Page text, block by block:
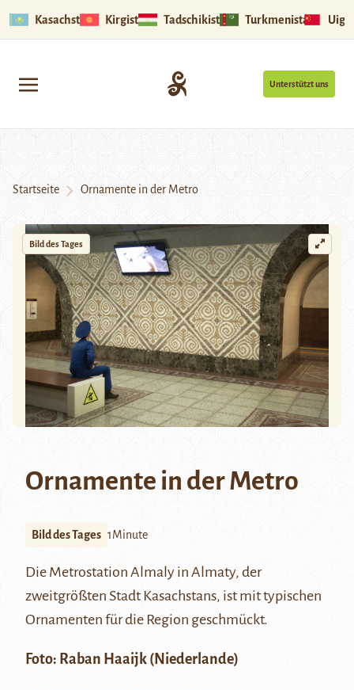
Kasachstan Kirgistan Tadschikistan Turkmenistan
Unterstützt uns
Startseite Ornamente in der Metro
Bild des Tages
Ornamente in der Metro
Bild des Tages 1Minute
Die Metrostation Almaly in Almaty, der
zweitgrößten Stadt Kasachstans, ist mit typischen
Ornamenten für die Region geschmückt.
Foto: Raban Haaijk (Niederlande)